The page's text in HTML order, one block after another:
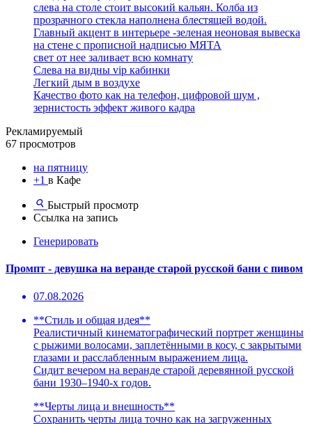
слева на столе стоит высокий кальян. Колба из
прозрачного стекла наполнена блестящей водой.
Главный акцент в интерьере -зеленая неоновая вывеска
на стене с прописной надписью МЯТА
свет от нее заливает всю комнату
Слева на видны vip кабинки
Легкий дым в воздухе
Качество фото как на телефон, цифровой шум ,
зернистость эффект живого кадра
Рекламируемый
67 просмотров
на пятницу
+1 в Кафе
Быстрый просмотр
Ссылка на запись
Генерировать
Промпт - девушка на веранде старой русской бани с пивом
07.08.2026
**Стиль и общая идея**
Реалистичный кинематографический портрет женщины
с рыжими волосами, заплетёнными в косу, с закрытыми
глазами и расслабленным выражением лица.
Сидит вечером на веранде старой деревянной русской
бани 1930–1940-х годов.
**Черты лица и внешность**
Сохранить черты лица точно как на загруженных